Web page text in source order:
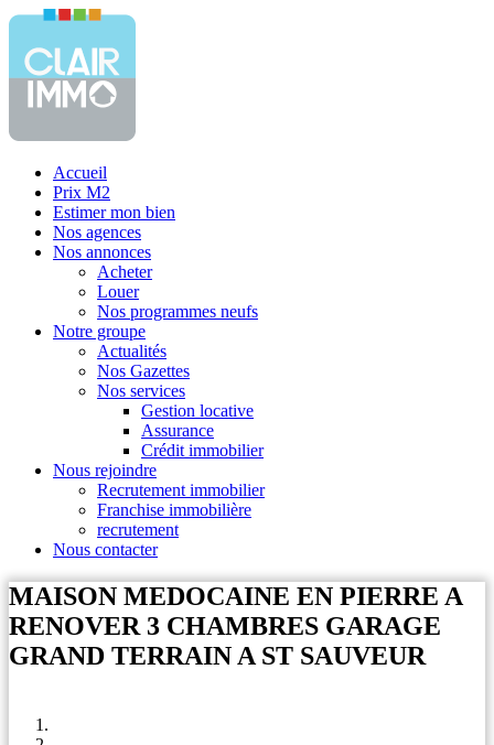
Accueil
Prix M2
Estimer mon bien
Nos agences
Nos annonces
Acheter
Louer
Nos programmes neufs
Notre groupe
Actualités
Nos Gazettes
Nos services
Gestion locative
Assurance
Crédit immobilier
Nous rejoindre
Recrutement immobilier
Franchise immobilière
recrutement
Nous contacter
MAISON MEDOCAINE EN PIERRE A
RENOVER 3 CHAMBRES GARAGE
GRAND TERRAIN A ST SAUVEUR